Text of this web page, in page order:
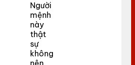
Người
mệnh
này
thật
sự
không